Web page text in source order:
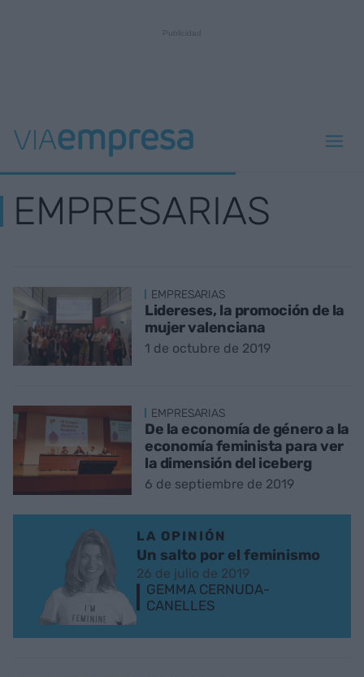
EMPRESARIAS
EMPRESARIAS
Lidereses, la promoción de la
mujer valenciana
1 de octubre de 2019
EMPRESARIAS
De la economía de género a la
economía feminista para ver
la dimensión del iceberg
6 de septiembre de 2019
LA OPINIÓN
Un salto por el feminismo
26 de julio de 2019
GEMMA CERNUDA-
CANELLES